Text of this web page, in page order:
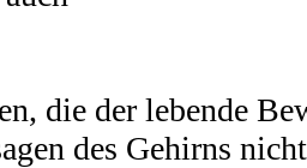
die der lebende
des Gehirns